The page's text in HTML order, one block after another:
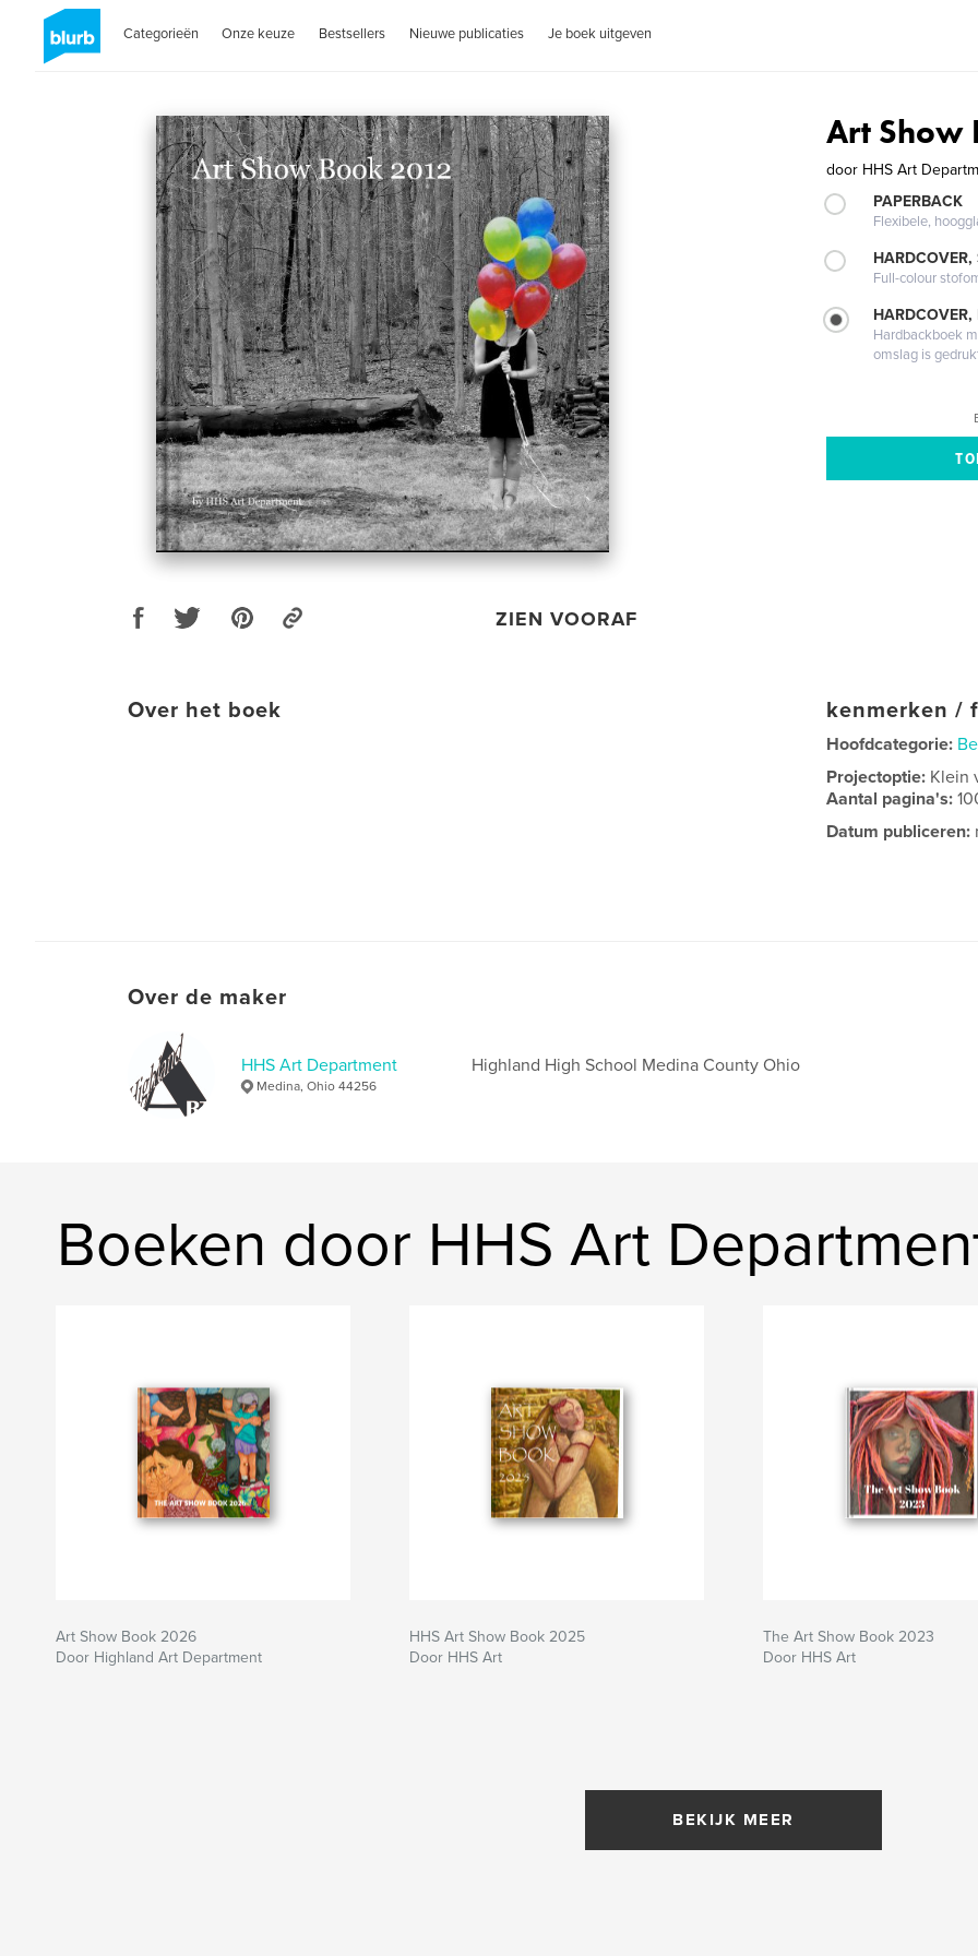
Categorieën Onze keuze Bestsellers Nieuwe publicaties Je boek uitgeven
ZIEN VOORAF
Art Show
door HHS Art
PAPERBACK
Flexibele,
HARDCOVER,
Full-colour
Hardbackboek
omslag is
Over het boek kenmerken /
Hoofdcategorie:
Projectoptie: Klein
Aantal pagina's:
Datum publiceren:
Over de maker
HHS Art Department
Medina, Ohio 44256
Highland High School Medina County Ohio
Boeken door HHS Art
Art Show Book 2026
Door Highland Art Department
HHS Art Show Book 2025
Door HHS Art
The Art Show Book 2023
Door HHS Art
BEKIJK MEER